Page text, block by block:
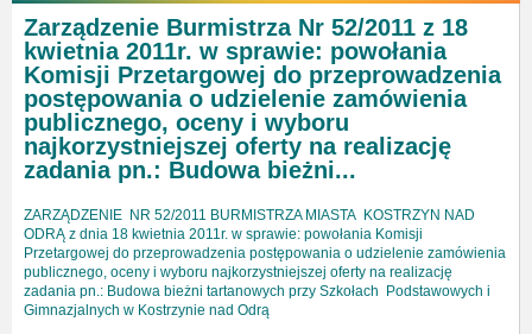
Zarządzenie Burmistrza Nr 52/2011 z 18
kwietnia 2011r. w sprawie: powołania
Komisji Przetargowej do przeprowadzenia
postępowania o udzielenie zamówienia
publicznego, oceny i wyboru
najkorzystniejszej oferty na realizację
zadania pn.: Budowa bieżni...
ZARZĄDZENIE NR 52/2011 BURMISTRZA MIASTA KOSTRZYN NAD
ODRĄ z dnia 18 kwietnia 2011r. w sprawie: powołania Komisji
Przetargowej do przeprowadzenia postępowania o udzielenie zamówienia
publicznego, oceny i wyboru najkorzystniejszej oferty na realizację
zadania pn.: Budowa bieżni tartanowych przy Szkołach
Podstawowych i
Gimnazjalnych w Kostrzynie nad Odrą